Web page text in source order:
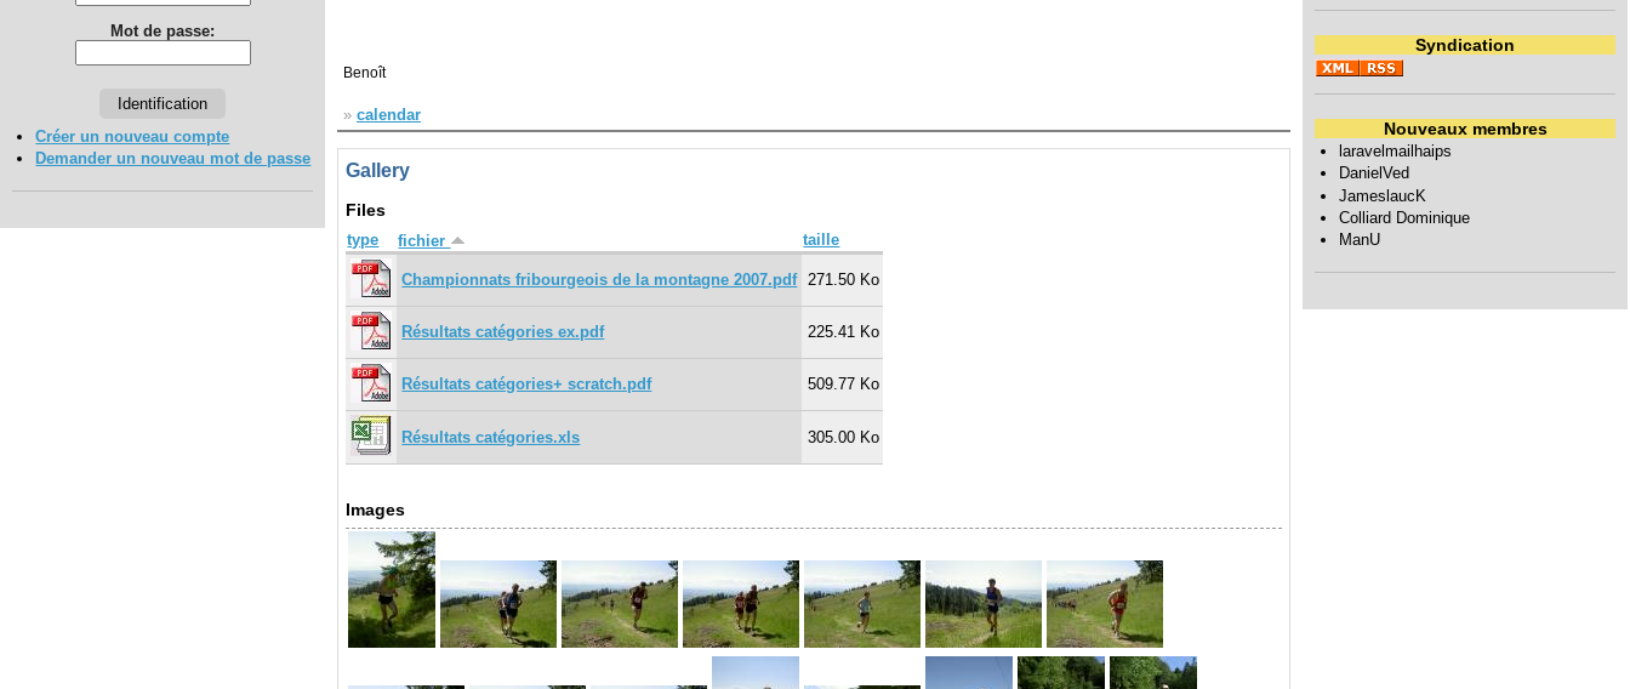
Mot de passe:
Créer un nouveau compte
Demander un nouveau mot de passe
Benoît
» calendar
Gallery
Files
type fichier taille
Championnats fribourgeois de la montagne 2007.pdf 271.50 Ko
Résultats catégories ex.pdf 225.41 Ko
Résultats catégories+ scratch.pdf 509.77 Ko
Résultats catégories.xls 305.00 Ko
Images
Syndication
Nouveaux membres
laravelmailhaips
DanielVed
JameslaucK
Colliard Dominique
ManU